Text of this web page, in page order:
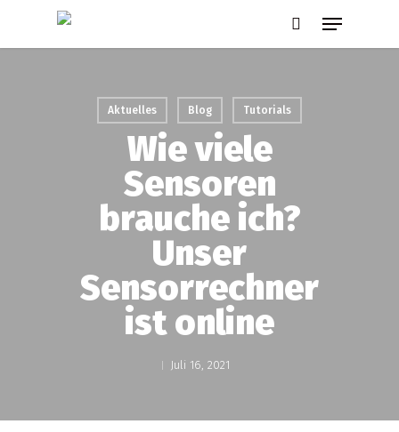
Menu
Aktuelles Blog Tutorials
Wie viele
Sensoren
brauche ich?
Unser
Sensorrechner
ist online
Juli 16, 2021